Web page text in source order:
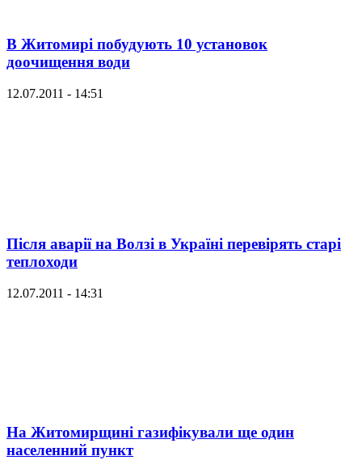
В Житомирі побудують 10 установок
доочищення води
12.07.2011 - 14:51
Після аварії на Волзі в Україні перевірять старі
теплоходи
12.07.2011 - 14:31
На Житомирщині газифікували ще один
населенний пункт